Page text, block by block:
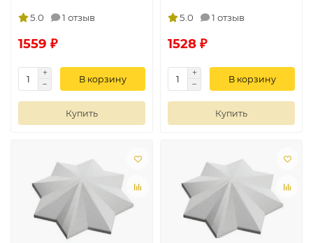
5.0 1 отзыв
1559 ₽
В корзину
Купить
5.0 1 отзыв
1528 ₽
В корзину
Купить